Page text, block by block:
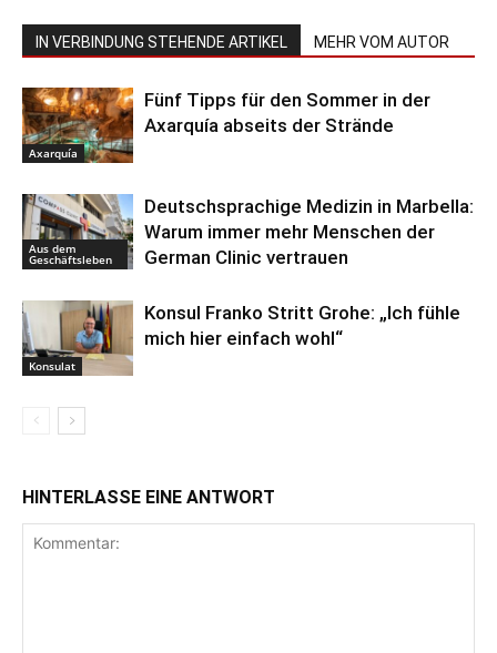
IN VERBINDUNG STEHENDE ARTIKEL MEHR VOM AUTOR
Axarquía
Fünf Tipps für den Sommer in der
Axarquía abseits der Strände
Aus dem
Geschäftsleben
Deutschsprachige Medizin in Marbella:
Warum immer mehr Menschen der
German Clinic vertrauen
Konsulat
Konsul Franko Stritt Grohe: „Ich fühle
mich hier einfach wohl“
HINTERLASSE EINE ANTWORT